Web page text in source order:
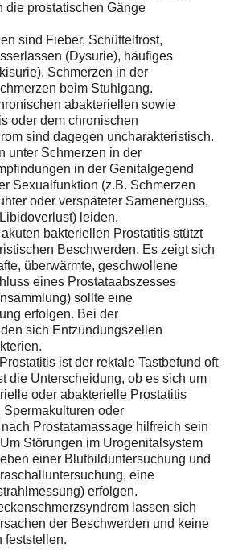
die prostatischen Gänge
sind Fieber, Schüttelfrost,
(Dysurie), häufiges
Schmerzen in der
beim Stuhlgang.
abakteriellen sowie
oder dem chronischen
sind dagegen uncharakteristisch.
unter Schmerzen in der
in der Genitalgegend
Sexualfunktion (z.B. Schmerzen
oder verspäteter Samenerguss,
leiden.
bakteriellen Prostatitis stützt
Beschwerden. Es zeigt sich
überwärmte, geschwollene
eines Prostataabszesses
sollte eine
erfolgen. Bei der
sich Entzündungszellen
ist der rektale Tastbefund oft
die Unterscheidung, ob es sich um
oder abakterielle Prostatitis
oder
Prostatamassage hilfreich sein
Störungen im Urogenitalsystem
einer Blutbilduntersuchung und
eine
erfolgen.
lassen sich
der Beschwerden und keine
feststellen.